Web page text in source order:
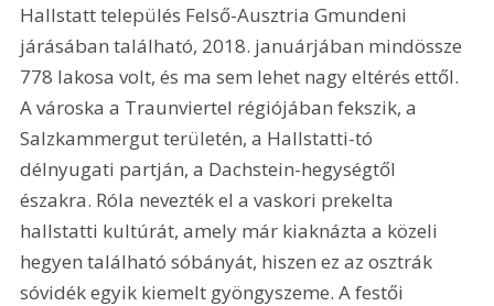
Hallstatt település Felső-Ausztria Gmundeni
járásában található, 2018. januárjában mindössze
778 lakosa volt, és ma sem lehet nagy eltérés ettől.
A városka a Traunviertel régiójában fekszik, a
Salzkammergut területén, a Hallstatti-tó
délnyugati partján, a Dachstein-hegységtől
északra. Róla nevezték el a vaskori prekelta
hallstatti kultúrát, amely már kiaknázta a közeli
hegyen található sóbányát, hiszen ez az osztrák
sóvidék egyik kiemelt gyöngyszeme. A festői